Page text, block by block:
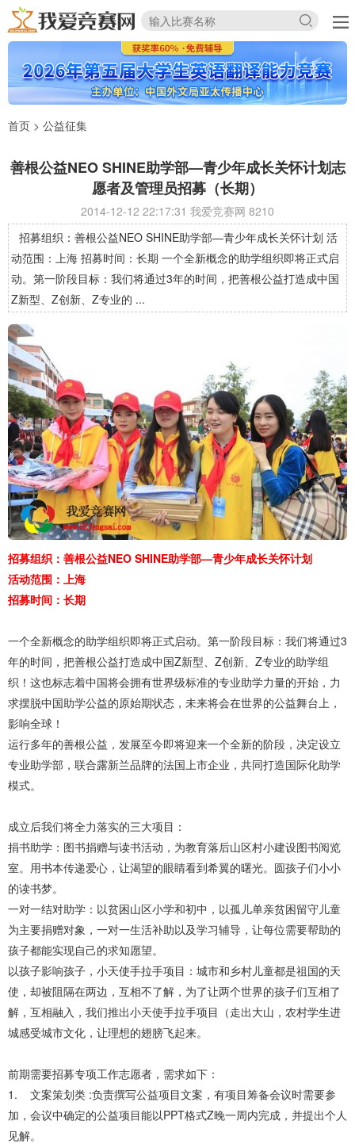
首页 > 公益征集
善根公益NEO SHINE助学部—青少年成长关怀计划志
愿者及管理员招募（长期）
2014-12-12 22:17:31 我爱竞赛网 8210
招募组织：善根公益NEO SHINE助学部—青少年成长关怀计划 活
动范围：上海 招募时间：长期 一个全新概念的助学组织即将正式启
动。第一阶段目标：我们将通过3年的时间，把善根公益打造成中国
Z新型、Z创新、Z专业的 ...
招募组织：善根公益NEO SHINE助学部—青少年成长关怀计划
活动范围：上海
招募时间：长期
一个全新概念的助学组织即将正式启动。第一阶段目标：我们将通过3
年的时间，把善根公益打造成中国Z新型、Z创新、Z专业的助学组
织！这也标志着中国将会拥有世界级标准的专业助学力量的开始，力
求摆脱中国助学公益的原始期状态，未来将会在世界的公益舞台上，
影响全球！
运行多年的善根公益，发展至今即将迎来一个全新的阶段，决定设立
专业助学部，联合露新兰品牌的法国上市企业，共同打造国际化助学
模式。
成立后我们将全力落实的三大项目：
捐书助学：图书捐赠与读书活动，为教育落后山区村小建设图书阅览
室。用书本传递爱心，让渴望的眼睛看到希翼的曙光。圆孩子们小小
的读书梦。
一对一结对助学：以贫困山区小学和初中，以孤儿单亲贫困留守儿童
为主要捐赠对象，一对一生活补助以及学习辅导，让每位需要帮助的
孩子都能实现自己的求知愿望。
以孩子影响孩子，小天使手拉手项目：城市和乡村儿童都是祖国的天
使，却被阻隔在两边，互相不了解，为了让两个世界的孩子们互相了
解，互相融入，我们推出小天使手拉手项目（走出大山，农村学生进
城感受城市文化，让理想的翅膀飞起来。
前期需要招募专项工作志愿者，需求如下：
1. 文案策划类 :负责撰写公益项目文案，有项目筹备会议时需要参
加，会议中确定的公益项目能以PPT格式Z晚一周内完成，并提出个人
见解。